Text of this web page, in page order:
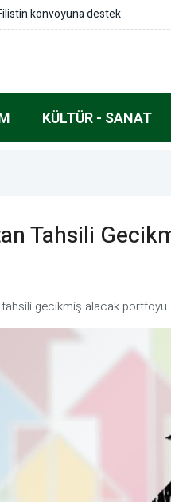
yatırımları ve çalışmaları
KÜLTÜR - SANAT
Tahsili
gecikmiş alacak portföyü